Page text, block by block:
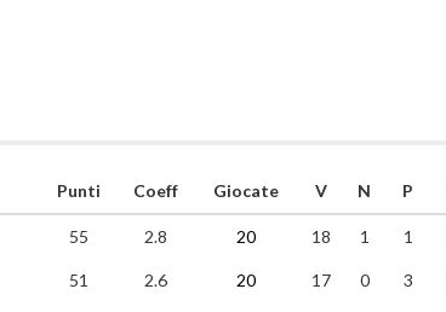
Punti Coeff Giocate V N P
55 2.8 20 18 1 1
51 2.6 20 17 0 3